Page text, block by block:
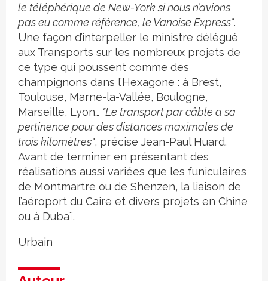
le téléphérique de New-York si nous n’avions
pas eu comme référence, le Vanoise Express".
Une façon d’interpeller le ministre délégué
aux Transports sur les nombreux projets de
ce type qui poussent comme des
champignons dans l’Hexagone : à Brest,
Toulouse, Marne-la-Vallée, Boulogne,
Marseille, Lyon… "Le transport par câble a sa
pertinence pour des distances maximales de
trois kilomètres", précise Jean-Paul Huard.
Avant de terminer en présentant des
réalisations aussi variées que les funiculaires
de Montmartre ou de Shenzen, la liaison de
l’aéroport du Caire et divers projets en Chine
ou à Dubaï.
Urbain